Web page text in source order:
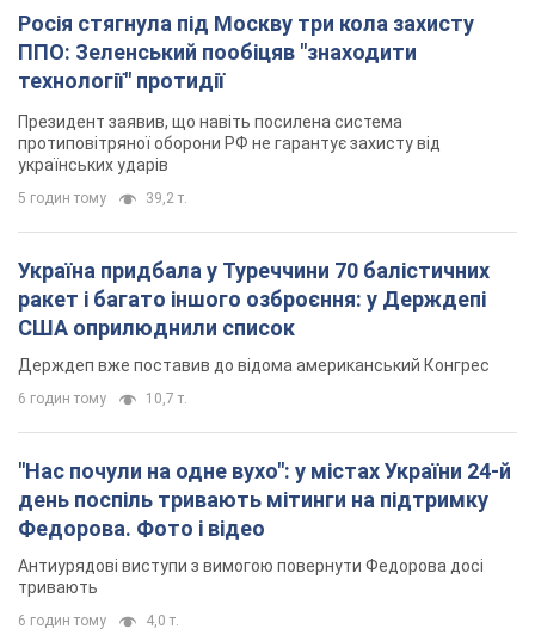
Росія стягнула під Москву три кола захисту
ППО: Зеленський пообіцяв "знаходити
технології" протидії
Президент заявив, що навіть посилена система
протиповітряної оборони РФ не гарантує захисту від
українських ударів
5 годин тому 39,2 т.
Україна придбала у Туреччини 70 балістичних
ракет і багато іншого озброєння: у Держдепі
США оприлюднили список
Держдеп вже поставив до відома американський Конгрес
6 годин тому 10,7 т.
"Нас почули на одне вухо": у містах України 24-й
день поспіль тривають мітинги на підтримку
Федорова. Фото і відео
Антиурядові виступи з вимогою повернути Федорова досі
тривають
6 годин тому 4,0 т.